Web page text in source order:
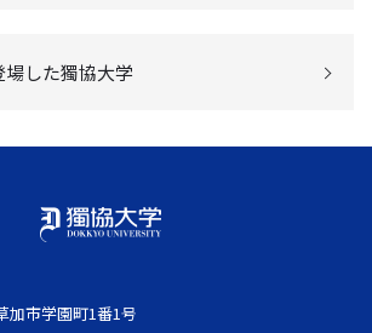
場した獨協大学
加市学園町1番1号